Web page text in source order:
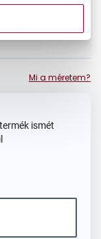
Mi a méretem?
ismét